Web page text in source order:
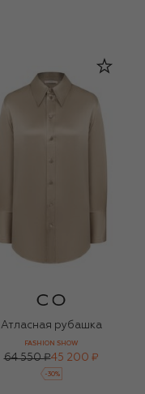
Атласная рубашка
FASHION SHOW
64 550 ₽45 200 ₽
-30%